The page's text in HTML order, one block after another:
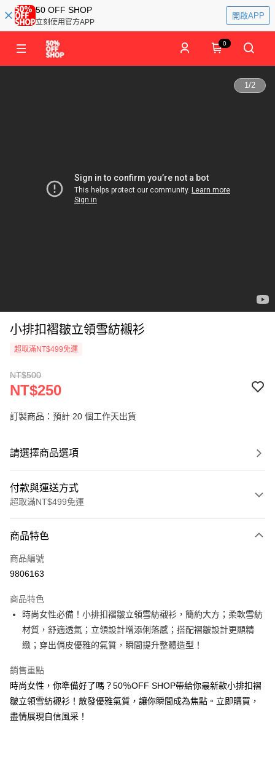
50 OFF SHOP
立刻使用官方APP
開啟APP
0
1/2
小排扣褶皺立領雪紡襯衫
超取滿NT$499免運
NT$500
NT$250
訂製商品：預計 20 個工作天出貨
請選擇商品選項
付款與運送方式
超取滿NT$499免運
信用卡一次付款
超商取貨付款
Apple Pay
街口支付
Google Pay
全盈+PAY
商品特色
商品編號
9806163
商品特色
時尚女性必備！小排扣褶皺立領雪紡襯衫，簡約大方；柔軟雪紡
材質，舒適透氣；立領設計增添俐落感；搭配褶皺設計更顯精
緻；穿出俏皮優雅的氣質，瞬間提升整體造型！
銷售重點
時尚女性，你準備好了嗎？50％OFF SHOP帶給你最新款小排扣褶
皺立領雪紡襯衫！散發優雅氣質，讓你瞬間成為焦點。立即購買，
盡情展現自信風采！